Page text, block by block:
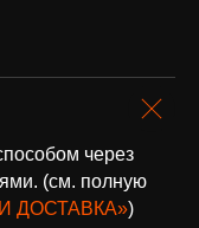
через
(см. полную
ДОСТАВКА»)